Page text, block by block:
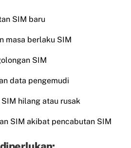
SIM baru
masa berlaku SIM
SIM
data pengemudi
hilang atau rusak
SIM akibat pencabutan SIM